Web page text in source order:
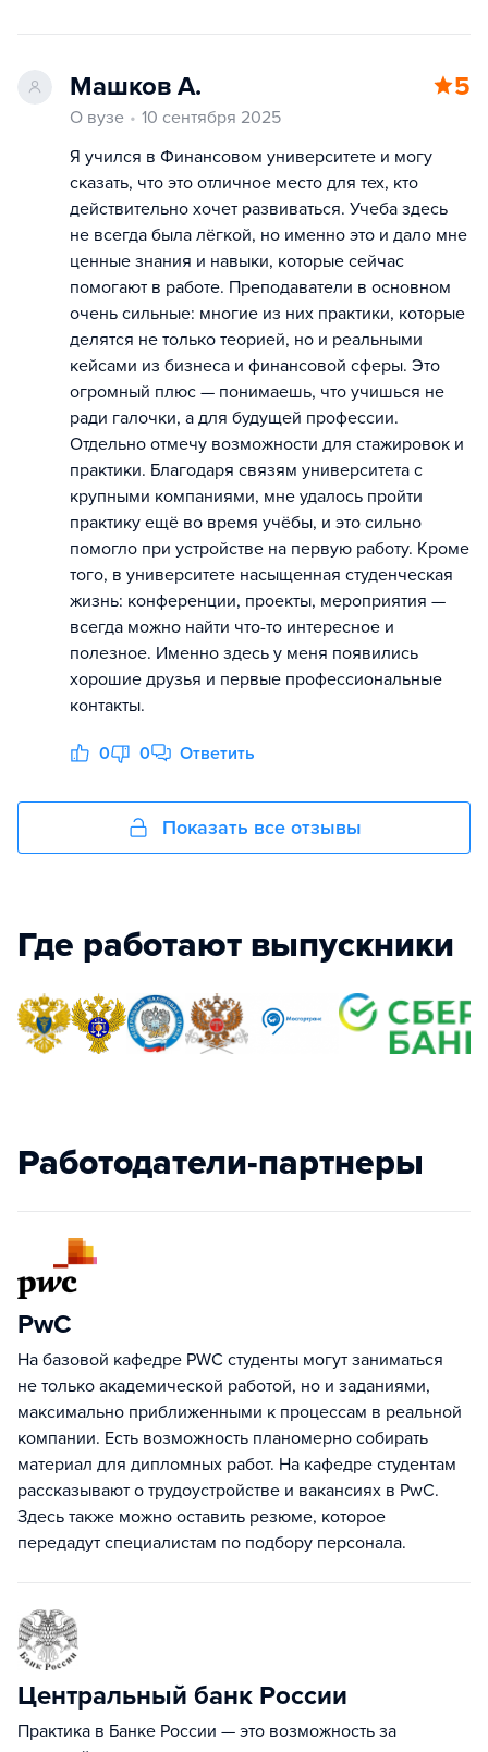
Машков А. 5
О вузе
10 сентября 2025
Я учился в Финансовом университете и могу
сказать, что это отличное место для тех, кто
действительно хочет развиваться. Учеба здесь
не всегда была лёгкой, но именно это и дало мне
ценные знания и навыки, которые сейчас
помогают в работе. Преподаватели в основном
очень сильные: многие из них практики, которые
делятся не только теорией, но и реальными
кейсами из бизнеса и финансовой сферы. Это
огромный плюс — понимаешь, что учишься не
ради галочки, а для будущей профессии.
Отдельно отмечу возможности для стажировок и
практики. Благодаря связям университета с
крупными компаниями, мне удалось пройти
практику ещё во время учёбы, и это сильно
помогло при устройстве на первую работу. Кроме
того, в университете насыщенная студенческая
жизнь: конференции, проекты, мероприятия —
всегда можно найти что-то интересное и
полезное. Именно здесь у меня появились
хорошие друзья и первые профессиональные
контакты.
0 0 Ответить
Показать все отзывы
Где работают выпускники
Работодатели-партнеры
PwC
На базовой кафедре PWC студенты могут заниматься
не только академической работой, но и заданиями,
максимально приближенными к процессам в реальной
компании. Есть возможность планомерно собирать
материал для дипломных работ. На кафедре студентам
рассказывают о трудоустройстве и вакансиях в PwC.
Здесь также можно оставить резюме, которое
передадут специалистам по подбору персонала.
Центральный банк России
Практика в Банке России — это возможность за